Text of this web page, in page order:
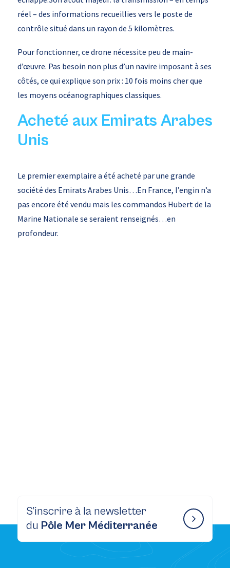
réel – des informations recueillies vers le poste de
contrôle situé dans un rayon de 5 kilomètres.
Pour fonctionner, ce drone nécessite peu de main-
d’œuvre. Pas besoin non plus d’un navire imposant à ses
côtés, ce qui explique son prix : 10 fois moins cher que
les moyens océanographiques classiques.
Acheté aux Emirats Arabes
Unis
Le premier exemplaire a été acheté par une grande
société des Emirats Arabes Unis…En France, l’engin n’a
pas encore été vendu mais les commandos Hubert de la
Marine Nationale se seraient renseignés…en
profondeur.
S’inscrire à la newsletter
du Pôle Mer Méditerranée